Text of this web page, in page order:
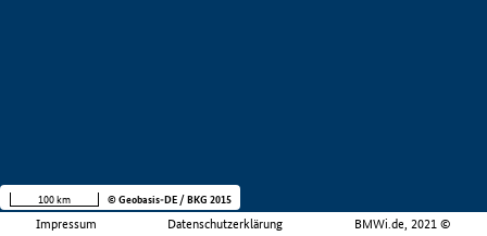
Impressum Datenschutzerklärung BMWi.de, 2021 ©
100 km © Geobasis-DE / BKG 2015